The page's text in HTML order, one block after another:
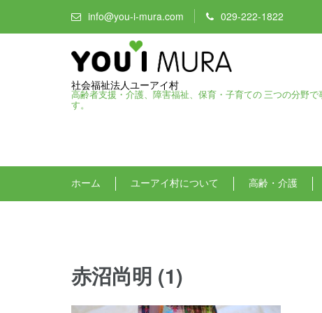
info@you-i-mura.com 029-222-1822
社会福祉法人ユーアイ村
高齢者支援・介護、障害福祉、保育・子育ての 三つの分野
す。
ホーム ユーアイ村について 高齢・介護
赤沼尚明 (1)